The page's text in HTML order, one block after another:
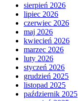
sierpień 2026
lipiec 2026
czerwiec 2026
maj 2026
kwiecień 2026
marzec 2026
luty 2026
styczeń 2026
grudzień 2025
listopad 2025
październik 2025